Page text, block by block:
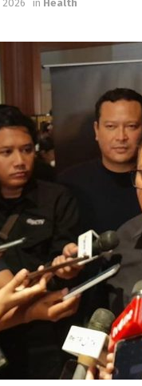
2026 in Health